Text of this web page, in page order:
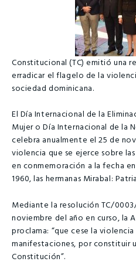
Constitucional (TC) emitió una
erradicar el flagelo de la
sociedad dominicana.
El Día Internacional de la
Mujer o Día Internacional de la
celebra anualmente el 25 de
violencia que se ejerce sobre
en conmemoración a la fecha
1960, las hermanas Mirabal:
Mediante la resolución TC/
noviembre del año en curso, la
proclama: “que cese la
manifestaciones, por constituir
Constitución”.